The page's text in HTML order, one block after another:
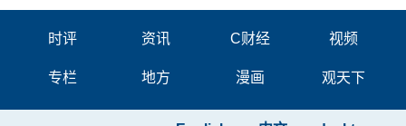
时评 资讯 C财经 视频
专栏 地方 漫画 观天下